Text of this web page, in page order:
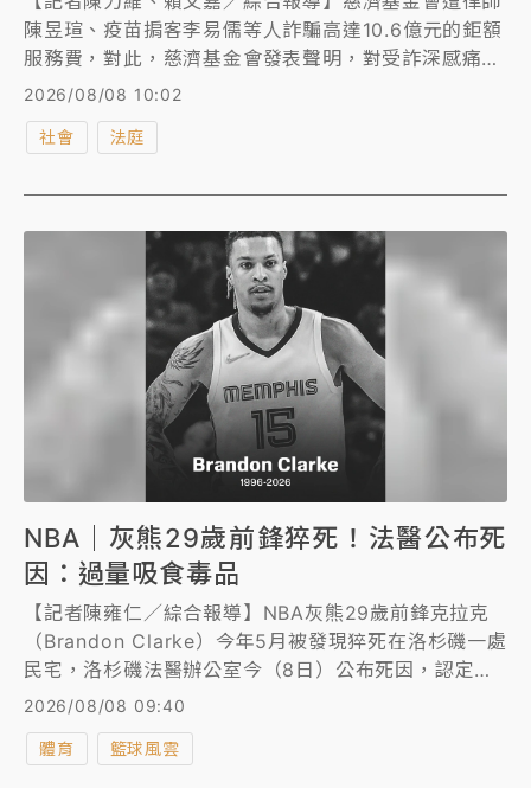
陳昱瑄、疫苗掮客李易儒等人詐騙高達10.6億元的鉅額
服務費，對此，慈濟基金會發表聲明，對受詐深感痛心
遺憾，強調採購費用均依公開市場基準且經會計師認
此聲明提出嚴厲質疑，痛批慈濟聲明「惡意躍然紙
「未主動申告」與「財報核銷不清」卸責，甚至搬出律
師威嚇輿論，令該案爭議再度升溫。
2026/08/08 10:02
社會 法庭
NBA｜灰熊29歲前鋒猝死！法醫公布死
因：過量吸食毒品
【記者陳雍仁／綜合報導】NBA灰熊29歲前鋒克拉克
（Brandon Clarke）今年5月被發現猝死在洛杉磯一處
民宅，洛杉磯法醫辦公室今（8日）公布死因，認定為
意外吸食海洛因與古柯鹼過量。
2026/08/08 09:40
體育 籃球風雲